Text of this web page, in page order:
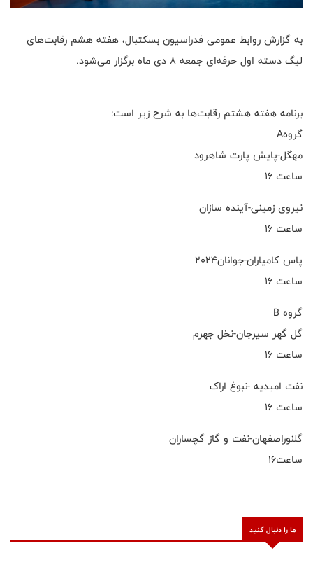
به گزارش روابط عمومی فدراسیون بسکتبال، هفته هشم رقابت‌های
لیگ دسته اول حرفه‌ای جمعه ۸ دی ماه برگزار می‌شود.
برنامه هفته هشتم رقابت‌ها به شرح زیر است:
گروهA
مهگل-پایش پارت شاهرود
ساعت ۱۶
نیروی زمینی-آینده سازان
ساعت ۱۶
پاس کامیاران-جوانان۲۰۲۴
ساعت ۱۶
گروه B
گل گهر سیرجان-نخل جهرم
ساعت ۱۶
نفت امیدیه -نبوغ اراک
ساعت ۱۶
گلنوراصفهان-نفت و گاز گچساران
ساعت۱۶
ما را دنبال کنید